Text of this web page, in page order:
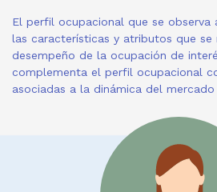
El perfil ocupacional que se observa
las características y atributos que se
desempeño de la ocupación de
complementa el perfil ocupacional
asociadas a la dinámica del